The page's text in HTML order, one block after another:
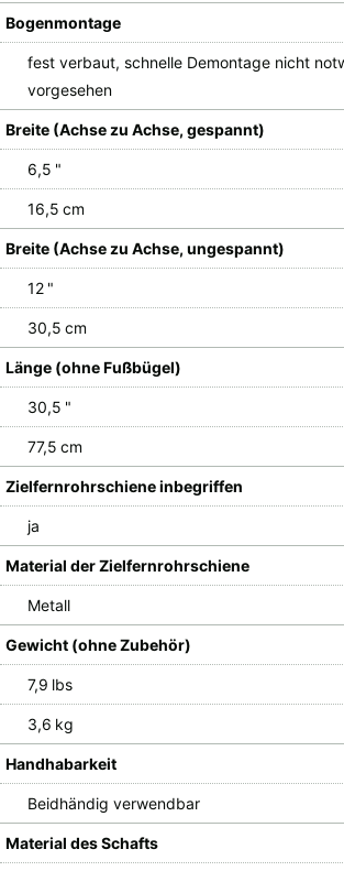
Bogenmontage
fest verbaut, schnelle Demontage nicht
vorgesehen
Breite (Achse zu Achse, gespannt)
6,5 "
16,5 cm
Breite (Achse zu Achse, ungespannt)
12 "
30,5 cm
Länge (ohne Fußbügel)
30,5 "
77,5 cm
Zielfernrohrschiene inbegriffen
ja
Material der Zielfernrohrschiene
Metall
Gewicht (ohne Zubehör)
7,9 lbs
3,6 kg
Handhabarkeit
Beidhändig verwendbar
Material des Schafts